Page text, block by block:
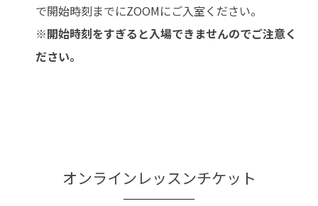
で開始時刻までにZOOMにご入室ください。
※開始時刻をすぎると入場できませんのでご注意く
ださい。
オンラインレッスンチケット